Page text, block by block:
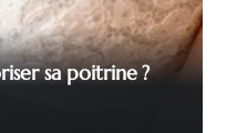
sa poitrine ?